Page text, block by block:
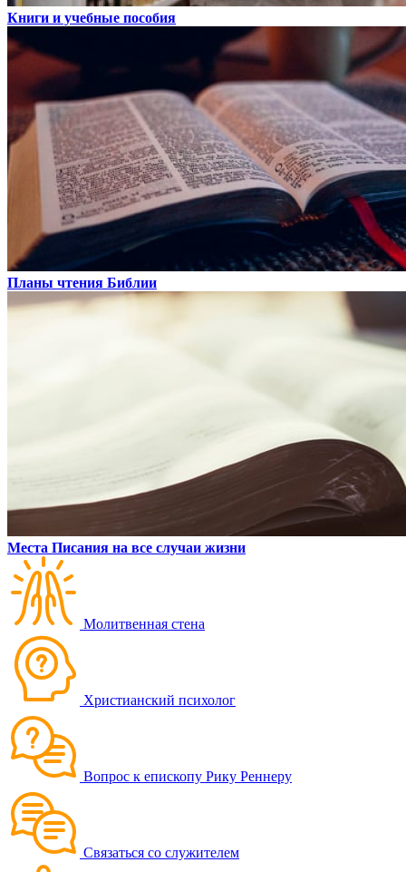
Книги и учебные пособия
Планы чтения Библии
Места Писания на все случаи жизни
Молитвенная стена
Христианский психолог
Вопрос к епископу Рику Реннеру
Связаться со служителем